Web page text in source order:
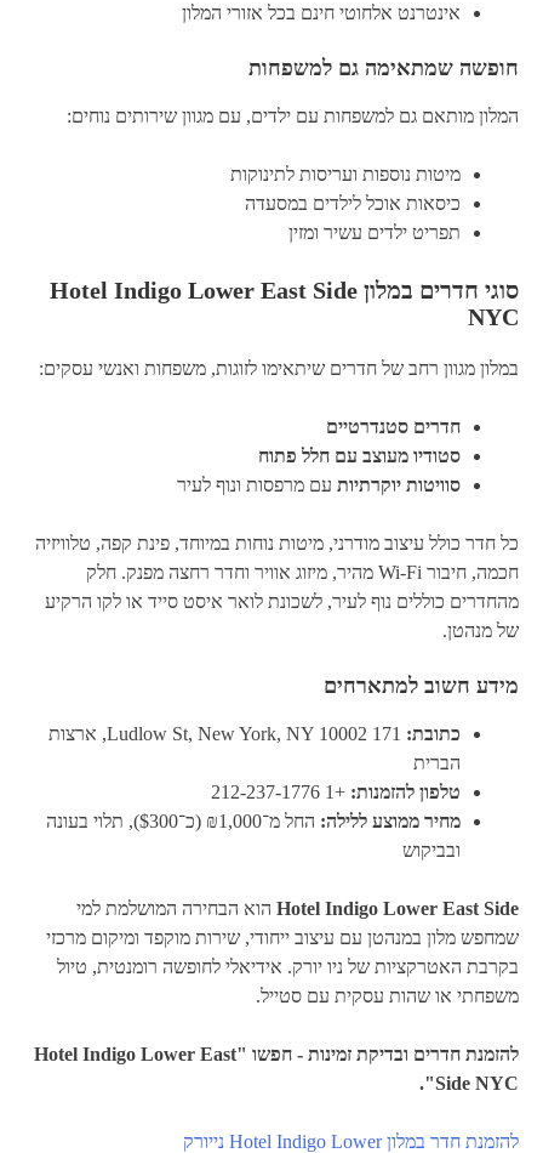
אינטרנט אלחוטי חינם בכל אזורי המלון
חופשה שמתאימה גם למשפחות
המלון מותאם גם למשפחות עם ילדים, עם מגוון שירותים נוחים:
מיטות נוספות ועריסות לתינוקות
כיסאות אוכל לילדים במסעדה
תפריט ילדים עשיר ומזין
סוגי חדרים במלון Hotel Indigo Lower East Side
NYC
במלון מגוון רחב של חדרים שיתאימו לזוגות, משפחות ואנשי עסקים:
חדרים סטנדרטיים
סטודיו מעוצב עם חלל פתוח
סוויטות יוקרתיות עם מרפסות ונוף לעיר
כל חדר כולל עיצוב מודרני, מיטות נוחות במיוחד, פינת קפה, טלוויזיה
חכמה, חיבור Wi-Fi מהיר, מיזוג אוויר וחדר רחצה מפנק. חלק
מהחדרים כוללים נוף לעיר, לשכונת לואר איסט סייד או לקו הרקיע
של מנהטן.
מידע חשוב למתארחים
כתובת:
171 Ludlow St, New York, NY 10002, ארצות
הברית
טלפון להזמנות: +1 212-237-1776
מחיר ממוצע ללילה:
החל מ־₪1,000 (כ־$300), תלוי בעונה
ובביקוש
Hotel Indigo Lower East Side הוא הבחירה המושלמת למי
שמחפש מלון במנהטן עם עיצוב ייחודי, שירות מוקפד ומיקום מרכזי
בקרבת האטרקציות של ניו יורק. אידיאלי לחופשה רומנטית, טיול
משפחתי או שהות עסקית עם סטייל.
להזמנת חדרים ובדיקת זמינות - חפשו "Hotel Indigo Lower East
Side NYC".
להזמנת חדר במלון Hotel Indigo Lower נייורק